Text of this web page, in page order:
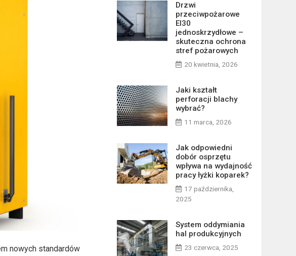
nowych standardów
Drzwi
przeciwpożarowe
EI30
jednoskrzydłowe –
skuteczna ochrona
stref pożarowych
20 kwietnia, 2026
Jaki kształt
perforacji blachy
wybrać?
11 marca, 2026
Jak odpowiedni
dobór osprzętu
wpływa na wydajność
pracy łyżki koparek?
17 października,
2025
System oddymiania
hal produkcyjnych
23 czerwca, 2025